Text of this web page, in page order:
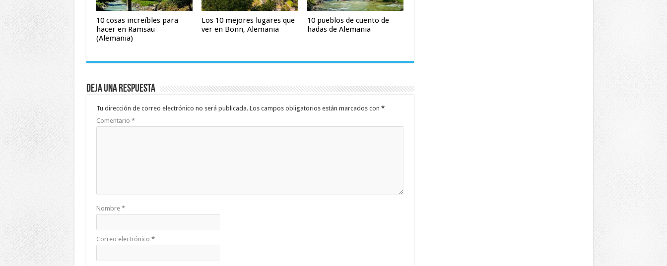
10 cosas increíbles para
hacer en Ramsau
(Alemania)
Los 10 mejores lugares que
ver en Bonn, Alemania
10 pueblos de cuento de
hadas de Alemania
Deja una respuesta
Tu dirección de correo electrónico no será publicada. Los campos obligatorios están marcados con *
Comentario *
Nombre *
Correo electrónico *